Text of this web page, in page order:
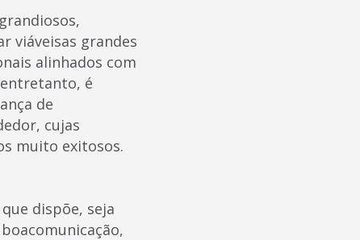
viáveisas grandes
alinhados com
é
de
cujas
muito exitosos.
dispõe, seja